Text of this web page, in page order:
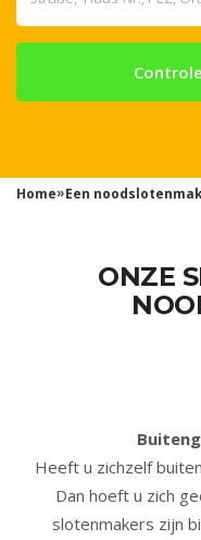
Home»Een
ONZE
Heeft u zichzelf
Dan hoeft u zich
slotenmakers zijn